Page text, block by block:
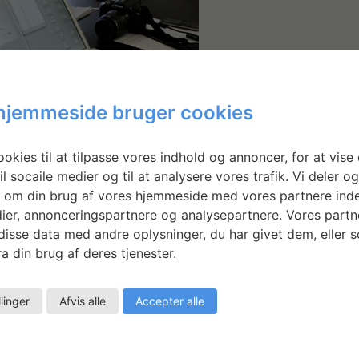
og arrangementet foregår på 5. sal i den grafiske
for Kunst, Strandgade 27 B, 1401 København K.
i forvejen.
statensvaerksteder
bruger cookies
til at tilpasse vores indhold og annoncer, for at vise
socaile medier og til at analysere vores trafik. Vi deler
din brug af vores hjemmeside med vores partnere
annonceringspartnere og analysepartnere. Vores
data med andre oplysninger, du har givet dem, eller
din brug af deres tjenester.
Afvis alle Accepter alle